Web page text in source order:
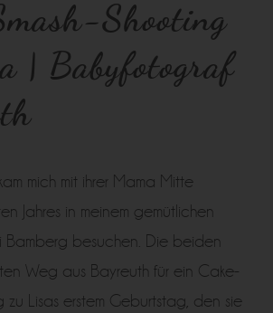
Shooting
| Babyfotograf
mich mit ihrer Mama Mitte
Jahres in meinem gemütlichen
besuchen. Die beiden
Weg aus Bayreuth für ein Cake-
zu Lisas erstem Geburtstag, den sie